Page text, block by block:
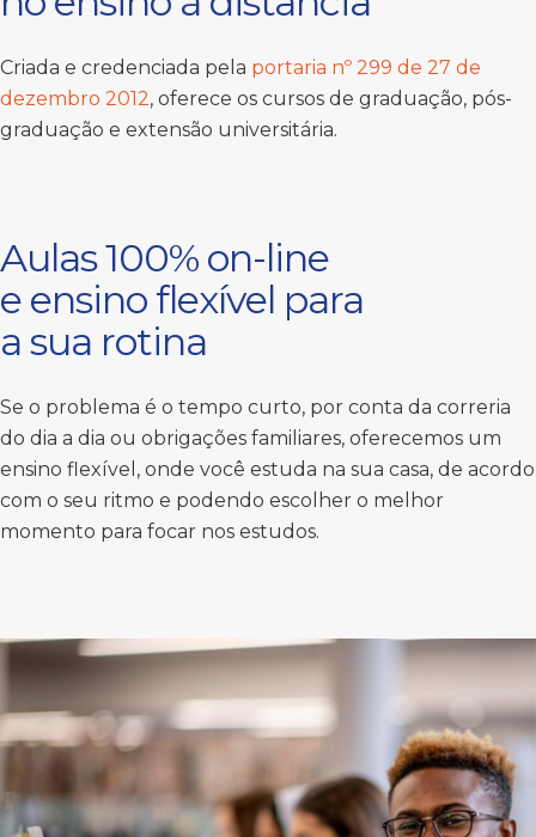
Criada e credenciada pela portaria nº 299 de 27 de
dezembro 2012, oferece os cursos de graduação, pós-
graduação e extensão universitária.
Aulas 100% on-line
e ensino flexível para
a sua rotina
Se o problema é o tempo curto, por conta da correria
do dia a dia ou obrigações familiares, oferecemos um
ensino flexível, onde você estuda na sua casa, de acordo
com o seu ritmo e podendo escolher o melhor
momento para focar nos estudos.